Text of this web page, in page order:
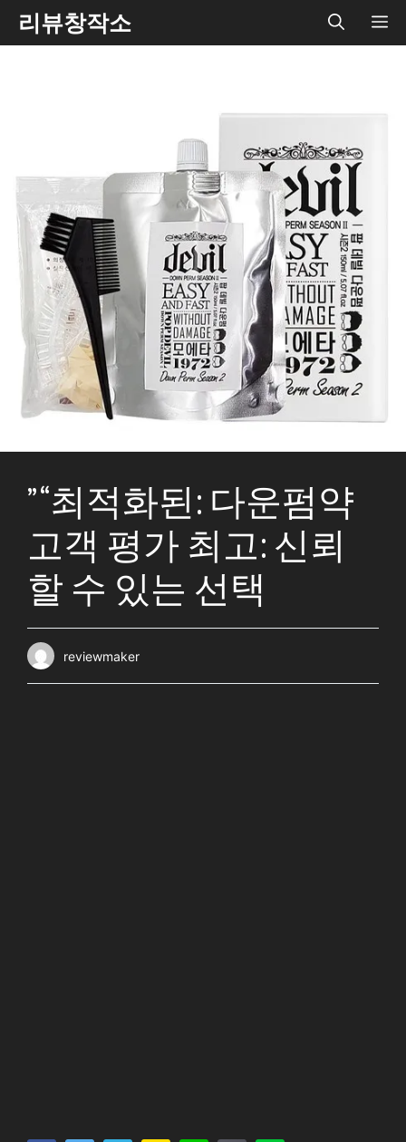
Skip리뷰창작소
” “최적화된: 다운펌약
고객 평가 최고: 신뢰
할 수 있는 선택
reviewmaker